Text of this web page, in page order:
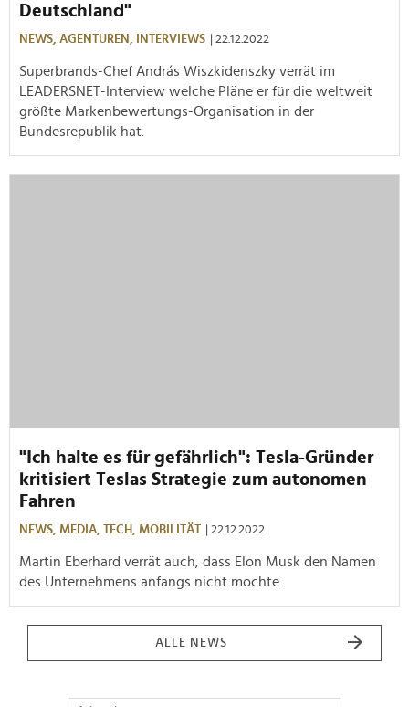
Deutschland"
NEWS, AGENTUREN, INTERVIEWS | 22.12.2022
Superbrands-Chef András Wiszkidenszky verrät im
LEADERSNET-Interview welche Pläne er für die weltweit
größte Markenbewertungs-Organisation in der
Bundesrepublik hat.
"Ich halte es für gefährlich": Tesla-Gründer
kritisiert Teslas Strategie zum autonomen
Fahren
NEWS, MEDIA, TECH, MOBILITÄT | 22.12.2022
Martin Eberhard verrät auch, dass Elon Musk den Namen
des Unternehmens anfangs nicht mochte.
ALLE NEWS